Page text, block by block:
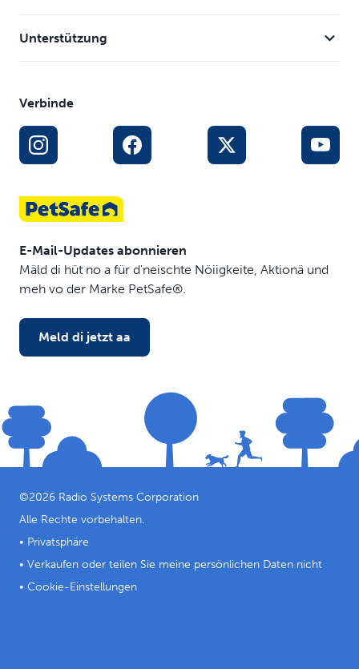
Unterstützung
Verbinde
E-Mail-Updates abonnieren
Mäld di hüt no a für d'neischte Nöiigkeite, Aktionä und
meh vo der Marke PetSafe®.
Meld di jetzt aa
©2026 Radio Systems Corporation
Alle Rechte vorbehalten.
• Privatsphäre
• Verkaufen oder teilen Sie meine persönlichen Daten nicht
• Cookie-Einstellungen